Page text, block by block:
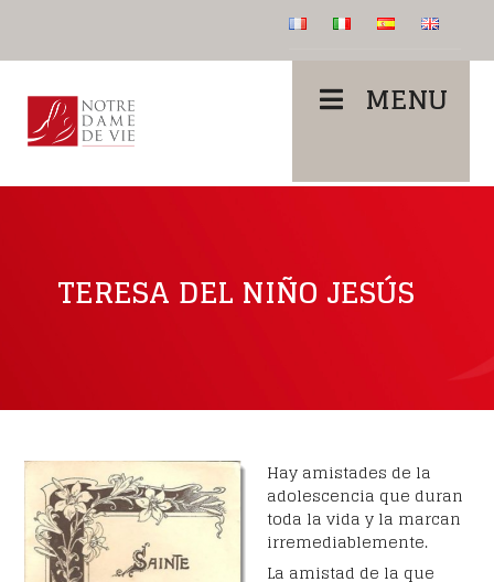
MENU
TERESA DEL NIÑO JESÚS
Hay amistades de la
adolescencia que duran
toda la vida y la marcan
irremediablemente.
La amistad de la que